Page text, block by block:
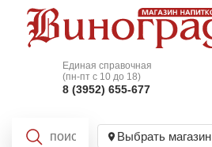
Единая справочная
(пн-пт с 10 до 18)
8 (3952) 655-677
Выбрать магазин